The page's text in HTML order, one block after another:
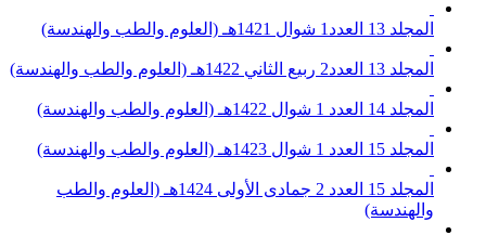
المجلد 13 العدد1 شوال 1421هـ (العلوم والطب والهندسة)
المجلد 13 العدد2 ربيع الثاني 1422هـ (العلوم والطب والهندسة)
المجلد 14 العدد 1 شوال 1422هـ (العلوم والطب والهندسة)
المجلد 15 العدد 1 شوال 1423هـ (العلوم والطب والهندسة)
المجلد 15 العدد 2 جمادى الأولى 1424هـ (العلوم والطب
والهندسة)